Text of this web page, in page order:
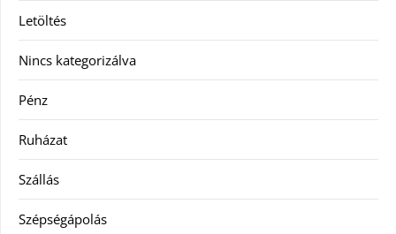
Letöltés
Nincs kategorizálva
Pénz
Ruházat
Szállás
Szépségápolás